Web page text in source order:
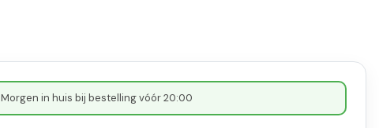
Morgen in huis bij bestelling vóór 20:00